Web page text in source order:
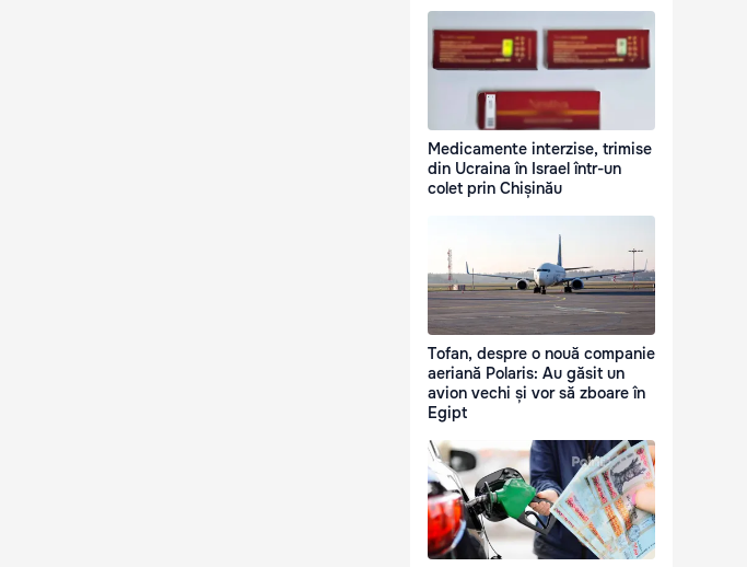
Medicamente interzise, trimise
din Ucraina în Israel într-un
colet prin Chișinău
Tofan, despre o nouă companie
aeriană Polaris: Au găsit un
avion vechi și vor să zboare în
Egipt